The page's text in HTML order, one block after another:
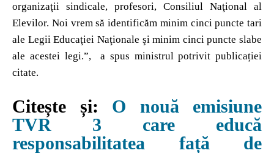
organizaţii sindicale, profesori, Consiliul Naţional al
Elevilor. Noi vrem să identificăm minim cinci puncte tari
ale Legii Educaţiei Naţionale şi minim cinci puncte slabe
ale acestei legi.”, a spus ministrul potrivit publicației
citate.
Citește și: O nouă emisiune
TVR 3 care educă
responsabilitatea față de